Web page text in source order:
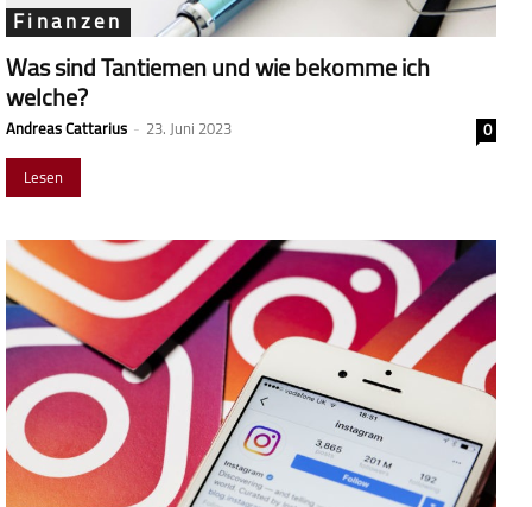
Finanzen
Was sind Tantiemen und wie bekomme ich
welche?
Andreas Cattarius - 23. Juni 2023
0
Lesen